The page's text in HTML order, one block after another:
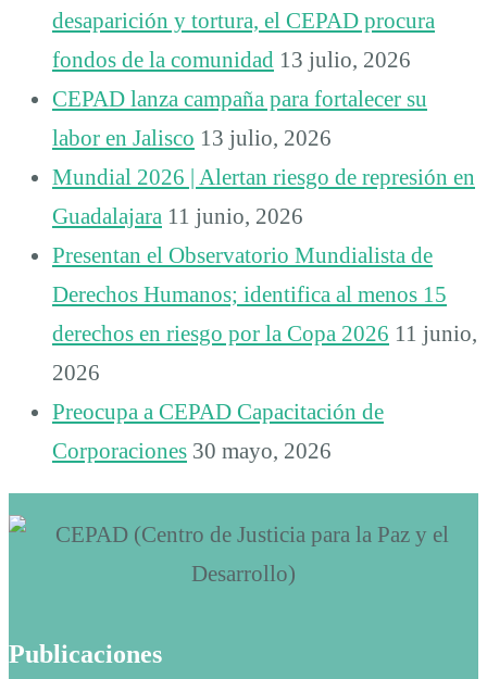
desaparición y tortura, el CEPAD procura
fondos de la comunidad 13 julio, 2026
CEPAD lanza campaña para fortalecer su
labor en Jalisco 13 julio, 2026
Mundial 2026 | Alertan riesgo de represión en
Guadalajara 11 junio, 2026
Presentan el Observatorio Mundialista de
Derechos Humanos; identifica al menos 15
derechos en riesgo por la Copa 2026 11 junio,
2026
Preocupa a CEPAD Capacitación de
Corporaciones 30 mayo, 2026
Publicaciones